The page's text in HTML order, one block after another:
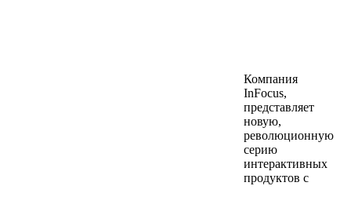
Компания
InFocus,
представляет
новую,
революционную
серию
интерактивных
продуктов с